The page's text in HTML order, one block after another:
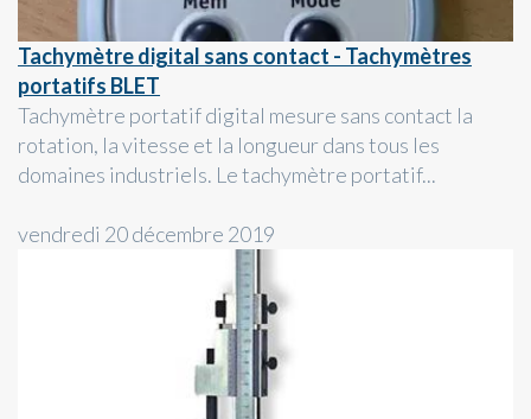
Tachymètre digital sans contact - Tachymètres
portatifs BLET
Tachymètre portatif digital mesure sans contact la
rotation, la vitesse et la longueur dans tous les
domaines industriels. Le tachymètre portatif...
vendredi 20 décembre 2019